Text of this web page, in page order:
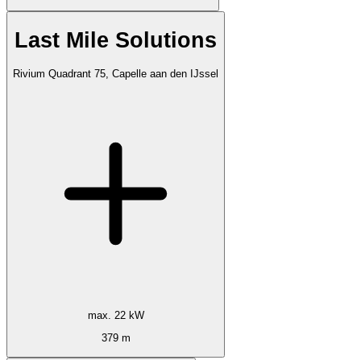
Last Mile Solutions
Rivium Quadrant 75, Capelle aan den IJssel
max. 22 kW
379 m